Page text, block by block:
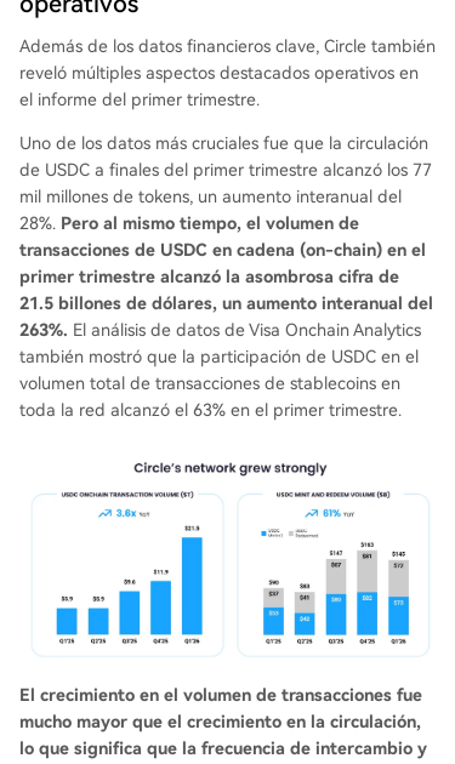
Además de los datos financieros clave, Circle también
reveló múltiples aspectos destacados operativos en
el informe del primer trimestre.
Uno de los datos más cruciales fue que la circulación
de USDC a finales del primer trimestre alcanzó los 77
mil millones de tokens, un aumento interanual del
28%. Pero al mismo tiempo, el volumen de
transacciones de USDC en cadena (on-chain) en el
primer trimestre alcanzó la asombrosa cifra de
21.5 billones de dólares, un aumento interanual del
263%. El análisis de datos de Visa Onchain Analytics
también mostró que la participación de USDC en el
volumen total de transacciones de stablecoins en
toda la red alcanzó el 63% en el primer trimestre.
El crecimiento en el volumen de transacciones fue
mucho mayor que el crecimiento en la circulación,
lo que significa que la frecuencia de intercambio y